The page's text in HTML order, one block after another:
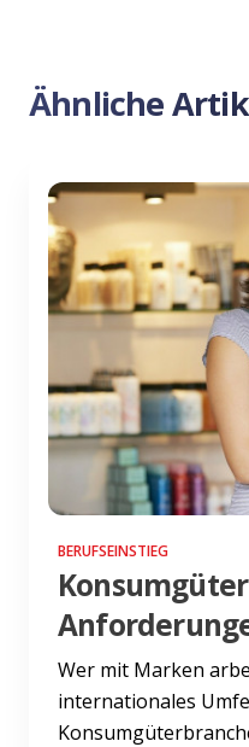
Ähnliche
BERUFSEINSTIEG
Wer mit Marken
internationales